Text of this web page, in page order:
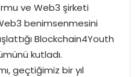
ve Web3 şirketi
benimsenmesini
Blockchain4Youth
kutladı.
geçtiğimiz bir yıl